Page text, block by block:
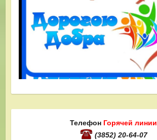
Телефон Горячей линии
(3852) 20-64-07